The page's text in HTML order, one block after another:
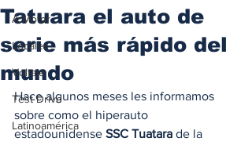
A Motor
Locales
Voltaje
Test Drive
Latinoamérica
Tatuara el auto de
serie más rápido del
mundo
Hace algunos meses les informamos
sobre como el hiperauto
estadounidense SSC Tuatara de la